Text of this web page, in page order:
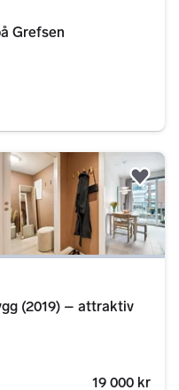
Grefsen
(2019) – attraktiv
19 000 kr